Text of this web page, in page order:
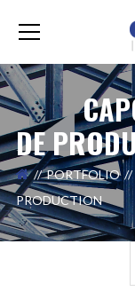
DE
PORTFOLIO
PRODUCTION